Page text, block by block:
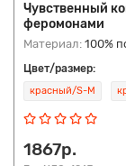
Чувственный
феромонами
Материал: 100%
Цвет/размер:
красный/S-M
1867р.